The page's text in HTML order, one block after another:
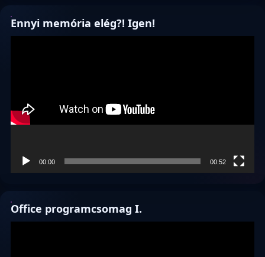
Ennyi memória elég?! Igen!
00:00 00:52
Office programcsomag I.